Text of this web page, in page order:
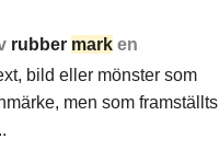
rubber mark en
bild eller mönster som
men som framställts